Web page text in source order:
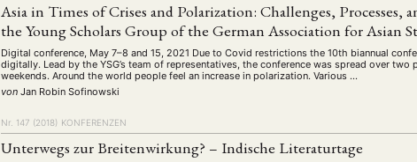
Asia in Times of Crises and Polarization: Challenges,
the Young Scholars Group of the German Association for Asian
Digital conference, May 7–8 and 15, 2021 Due to Covid restrictions the 10th biannual
digitally. Lead by the YSG’s team of representatives, the conference was spread over
weekends. Around the world people feel an increase in polarization. Various …
von Jan Robin Sofinowski
Nr. 147 (2018) KONFERENZEN
Unterwegs zur Breitenwirkung? – Indische Literaturtage